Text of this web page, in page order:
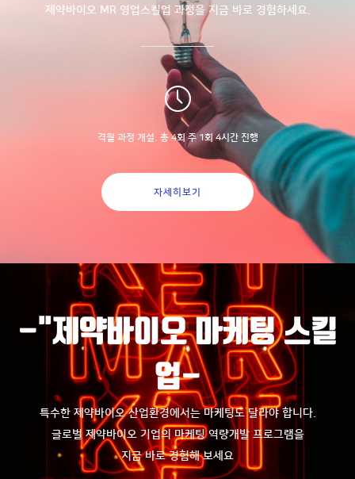
제약바이오 MR 영업스킬업 과정을지금 바로 경험하세요.
격월 과정 개설. 총 4회 주 1회 4시간 진행
자세히보기
-"제약바이오 마케팅 스킬
업-
특수한 제약바이오 산업환경에서는 마케팅도 달라야 합니다.
글로벌 제약바이오 기업의 마케팅 역량개발 프로그램을
지금 바로 경험해 보세요